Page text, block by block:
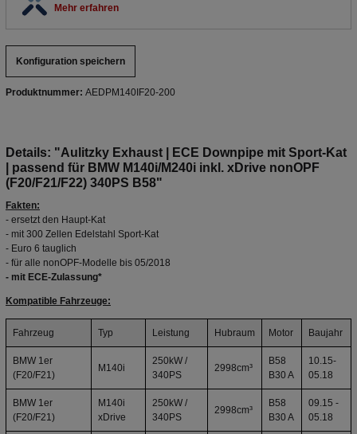
Mehr erfahren
Konfiguration speichern
Produktnummer: AEDPM140IF20-200
Details: "Aulitzky Exhaust | ECE Downpipe mit Sport-Kat
| passend für BMW M140i/M240i inkl. xDrive nonOPF
(F20/F21/F22) 340PS B58"
Fakten:
- ersetzt den Haupt-Kat
- mit 300 Zellen Edelstahl Sport-Kat
- Euro 6 tauglich
- für alle nonOPF-Modelle bis 05/2018
- mit ECE-Zulassung*
Kompatible Fahrzeuge:
Fahrzeug Typ Leistung Hubraum Motor Baujahr
BMW 1er
(F20/F21)
M140i
250kW /
340PS
2998cm³
B58
B30 A
10.15-
05.18
BMW 1er
(F20/F21)
M140i
xDrive
250kW /
340PS
2998cm³
B58
B30 A
09.15 -
05.18